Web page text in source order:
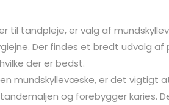
til tandpleje, er valg af
Der findes et bredt udvalg
der er bedst.
mundskyllevæske, er det vigtigt
og forebygger karies.